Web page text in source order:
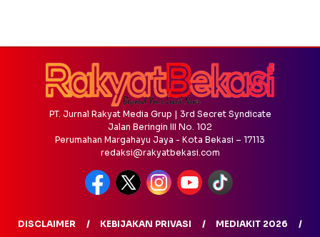
PT. Jurnal Rakyat Media Grup | 3rd Secret Syndicate
Jalan Beringin III No. 102
Perumahan Margahayu Jaya - Kota Bekasi – 17113
redaksi@rakyatbekasi.com
DISCLAIMER KEBIJAKAN PRIVASI
MEDIAKIT 2026